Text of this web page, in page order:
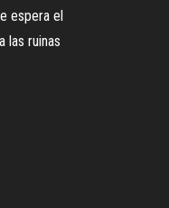
espera el
las ruinas